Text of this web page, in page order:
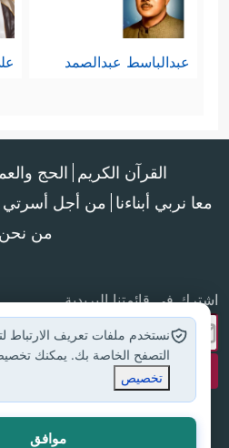
عبدالباسط عبدالصمد
القرآن الكريم الحج
معا نربي أبناءنا من أجل أسرتي
من نحن
اشترك في قائمتنا البريدية
جميع الحقوق محفوظة لموقع
نستخدم ملفات تعريف الارتباط
التصفح الخاصة بك. يمكنك
تخصيص
موافق